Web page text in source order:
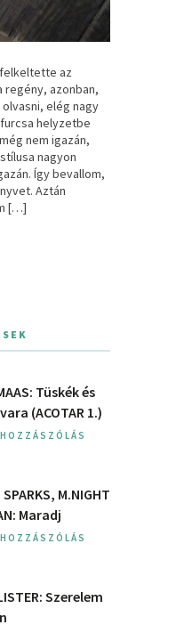
az
azonban,
elég nagy
helyzetbe
nem igazán,
nagyon
Így bevallom,
Aztán
[…]
Tüskék és
(ACOTAR 1.)
M.NIGHT
Maradj
Szerelem